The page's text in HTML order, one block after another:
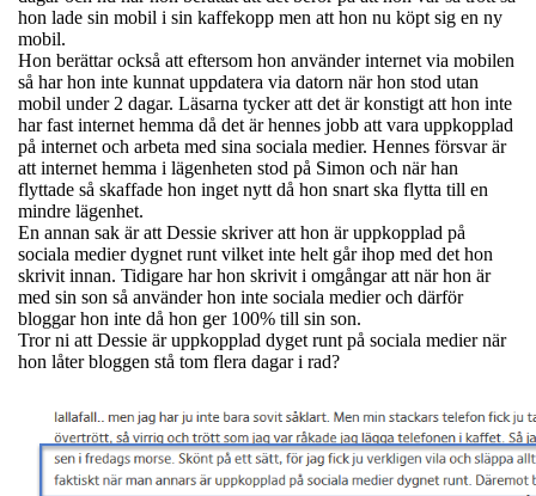
hon lade sin mobil i sin kaffekopp men att hon nu köpt sig en ny
mobil.
Hon berättar också att eftersom hon använder internet via mobilen
så har hon inte kunnat uppdatera via datorn när hon stod utan
mobil under 2 dagar. Läsarna tycker att det är konstigt att hon inte
har fast internet hemma då det är hennes jobb att vara uppkopplad
på internet och arbeta med sina sociala medier. Hennes försvar är
att internet hemma i lägenheten stod på Simon och när han
flyttade så skaffade hon inget nytt då hon snart ska flytta till en
mindre lägenhet.
En annan sak är att Dessie skriver att hon är uppkopplad på
sociala medier dygnet runt vilket inte helt går ihop med det hon
skrivit innan. Tidigare har hon skrivit i omgångar att när hon är
med sin son så använder hon inte sociala medier och därför
bloggar hon inte då hon ger 100% till sin son.
Tror ni att Dessie är uppkopplad dyget runt på sociala medier när
hon låter bloggen stå tom flera dagar i rad?